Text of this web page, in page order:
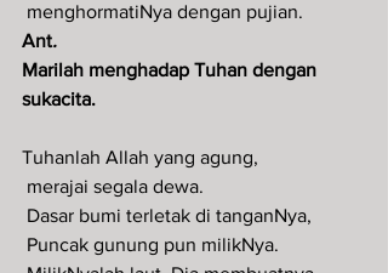
menghormatiNya dengan pujian.
Ant.
Marilah menghadap Tuhan dengan
sukacita.
Tuhanlah Allah yang agung,
merajai segala dewa.
Dasar bumi terletak di tanganNya,
Puncak gunung pun milikNya.